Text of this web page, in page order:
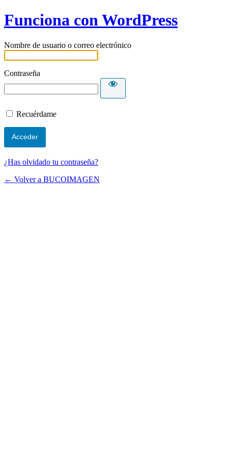
Funciona con WordPress
Nombre de usuario o correo electrónico
Contraseña
Recuérdame
¿Has olvidado tu contraseña?
← Volver a BUCOIMAGEN